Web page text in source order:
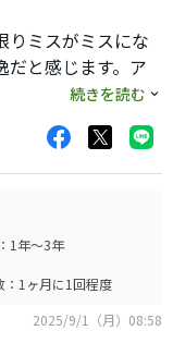
りミスがミスにな
だと感じます。ア
でも無く絶妙なバ
もコントロールし
しいユーティリテ
ッと打てます。
と呼ばれて中古
すね。壊れるま
続きを読む
1年～3年
：1ヶ月に1回程度
2025/9/1（月）08:58